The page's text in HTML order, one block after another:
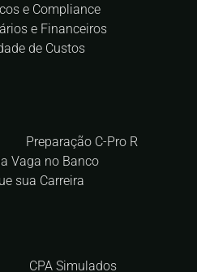
e Compliance
e Financeiros
de Custos
Preparação C-Pro R
Vaga no Banco
sua Carreira
CPA Simulados